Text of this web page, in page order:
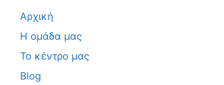
Αρχική
Η ομάδα μας
Το κέντρο μας
Blog